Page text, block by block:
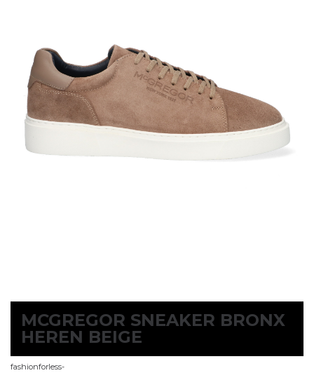
MCGREGOR SNEAKER BRONX
HEREN BEIGE
fashionforless-